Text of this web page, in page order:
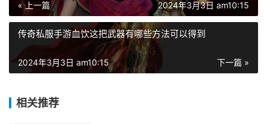
« 上一篇 2024年3月3日 am10:15
传奇私服手游血饮这把武器有哪些方法可以得到
下一篇 »
2024年3月3日 am10:15
相关推荐